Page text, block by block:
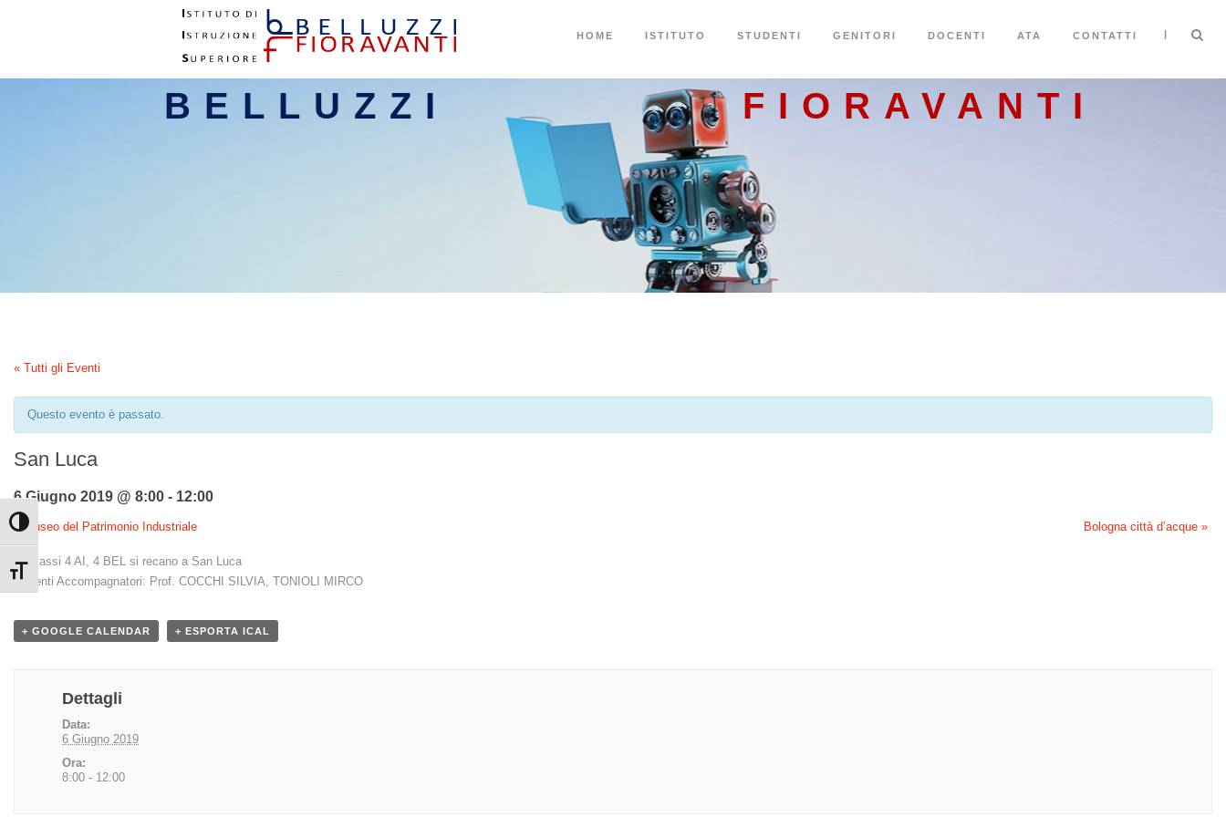
Attiva/disattiva alto contrasto
Attiva/disattiva dimensione testo
HOME ISTITUTO STUDENTI GENITORI DOCENTI ATA CONTATTI |
BELLUZZI FIORAVANTI
« Tutti gli Eventi
Questo evento è passato.
San Luca
6 Giugno 2019 @ 8:00 - 12:00
« Museo del Patrimonio Industriale Bologna città d’acque »
Le classi 4 AI, 4 BEL si recano a San Luca
Docenti Accompagnatori: Prof. COCCHI SILVIA, TONIOLI MIRCO
+ GOOGLE CALENDAR + ESPORTA ICAL
Dettagli
Data:
6 Giugno 2019
Ora:
8:00 - 12:00